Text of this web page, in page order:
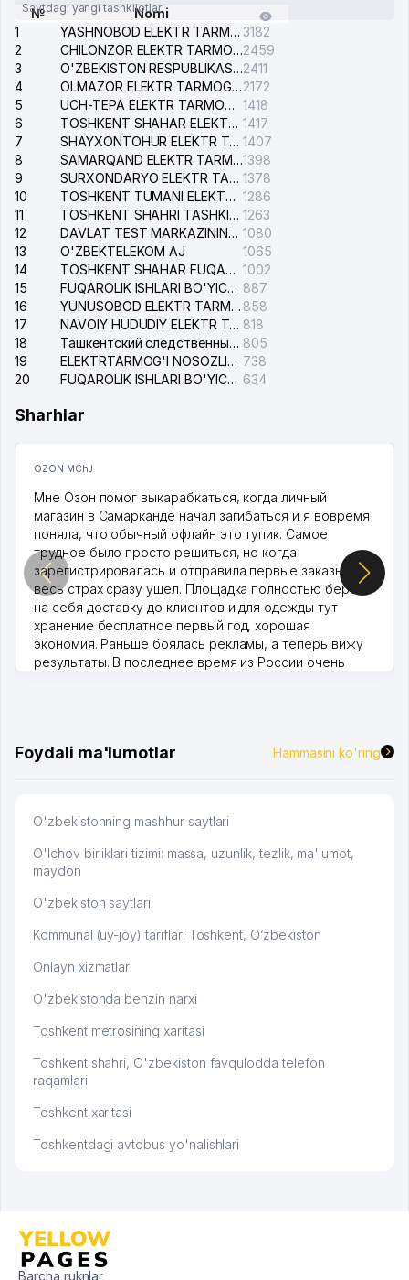
Saytdagi yangi tashkilotlar
№
Nomi
1
YASHNOBOD ELEKTR TARMOG'I NOSOZLIKLARI XIZMATI 3182
2
CHILONZOR ELEKTR TARMOG'I NOSOZLIK XIZMATI2459
3
O'ZBEKISTON RESPUBLIKASI BOSH PROKURATURASI ISHONCH TELEFONI2411
4
OLMAZOR ELEKTR TARMOG'I NOSOZLIKLARI XIZMATI2172
5
UCH-TEPA ELEKTR TARMOG'I NOSOZLIKLARI XIZMATI 1418
6
TOSHKENT SHAHAR ELEKTR TARMOQLARI KORXONASI AJ 1417
7
SHAYXONTOHUR ELEKTR TARMOG'I NOSOZLIKLARINI TUZATISH XIZMATI 1407
8
SAMARQAND ELEKTR TARMOQLARI AJ1398
9
SURXONDARYO ELEKTR TARMOQLARI AJ 1378
10
TOSHKENT TUMANI ELEKTR TARMOG'I AVARIYA XIZMATI 1286
11
TOSHKENT SHAHRI TASHKILOT TELEFONLARI HAQIDA MA'LUMOT BYUROSI 1263
12
DAVLAT TEST MARKAZINING ISHONCH TELEFONLARI 1080
13
O'ZBEKTELEKOM AJ
1065
14
TOSHKENT SHAHAR FUQAROLIK ISHLARI BO'YICHA SUDI 1002
15
FUQAROLIK ISHLARI BO'YICHA YAKKASAROY TUMANLARARO SUDI 887
16
YUNUSOBOD ELEKTR TARMOG'I NOSOZLIKLARI XIZMATI 858
17
NAVOIY HUDUDIY ELEKTR TARMOQLARI KORXONASI AJ 818
18
Ташкентский следственный изолятор 805
19
ELEKTRTARMOG'I NOSOZLIKLARINI TO'ZATISH SERGELI XIZMATI 738
20
FUQAROLIK ISHLARI BO'YICHA UCH-TEPA TUMANI SUDI 634
Sharhlar
OZON MChJ
Мне Озон помог выкарабкаться, когда личный
магазин в Самарканде начал загибаться и я вовремя
поняла, что обычный офлайн это тупик. Самое
трудное было просто решиться, но когда
зарегистрировалась и отправила первые заказы,
весь страх сразу ушел. Площадка полностью берет
на себя доставку до клиентов и для одежды тут
хранение бесплатное первый год, хорошая
экономия. Раньше боялась рекламы, а теперь вижу
результаты. В последнее время из России очень
Foydali ma'lumotlar Hammasini ko'ring
O'zbekistonning mashhur saytlari
O'lchov birliklari tizimi: massa, uzunlik, tezlik, ma'lumot,
maydon
O'zbekiston saytlari
Kommunal (uy-joy) tariflari Toshkent, O‘zbekiston
Onlayn xizmatlar
O'zbekistonda benzin narxi
Toshkent metrosining xaritasi
Toshkent shahri, O'zbekiston favqulodda telefon
raqamlari
Toshkent xaritasi
Toshkentdagi avtobus yo'nalishlari
Barcha ruknlar